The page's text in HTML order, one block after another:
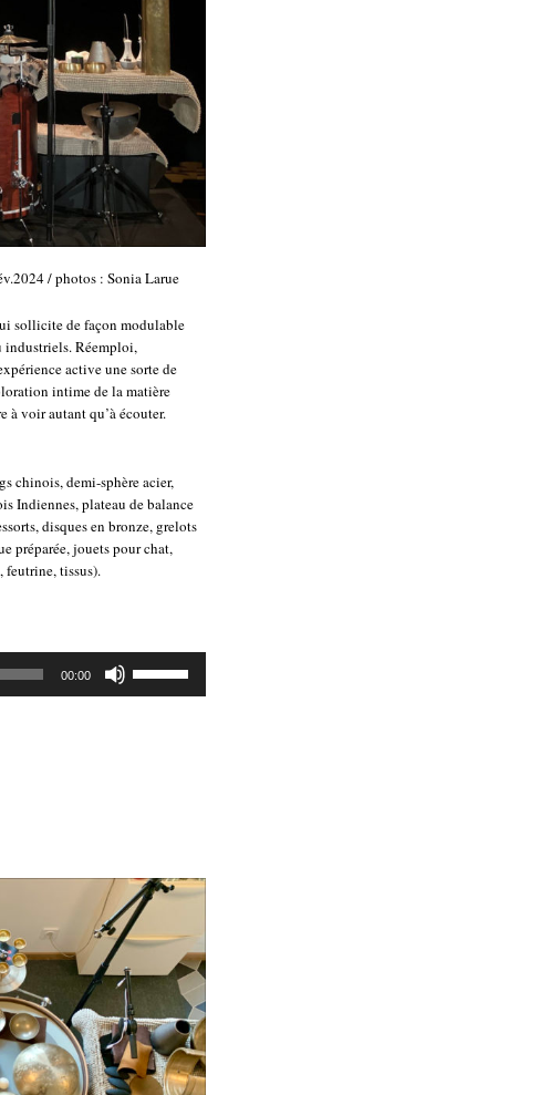
/ photos : Sonia Larue
sollicite de façon modulable
industriels. Réemploi,
active une sorte de
intime de la matière
à voir autant qu’à écouter.
chinois, demi-sphère acier,
Indiennes, plateau de balance
disques en bronze, grelots
préparée, jouets pour chat,
feutrine, tissus).
00:00
les